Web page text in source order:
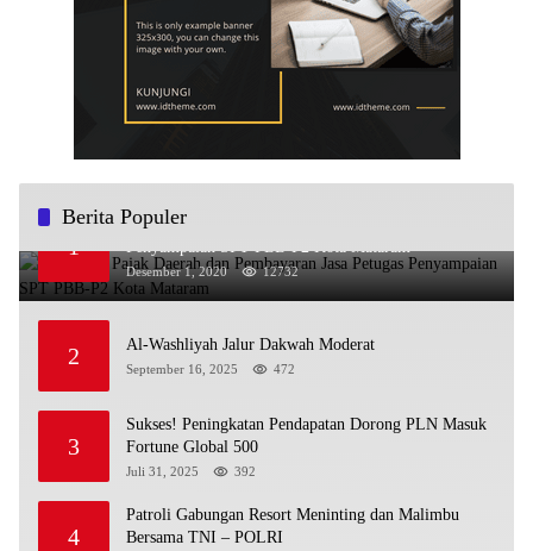
Berita Populer
1
Sosialisasi Pajak Daerah dan Pembayaran Jasa Petugas
Desember 1, 2020 12732
2 Al-Washliyah Jalur Dakwah Moderat
September 16, 2025 472
3
Sukses! Peningkatan Pendapatan Dorong PLN Masuk
Fortune Global 500
Juli 31, 2025 392
4
Patroli Gabungan Resort Meninting dan Malimbu
Bersama TNI – POLRI